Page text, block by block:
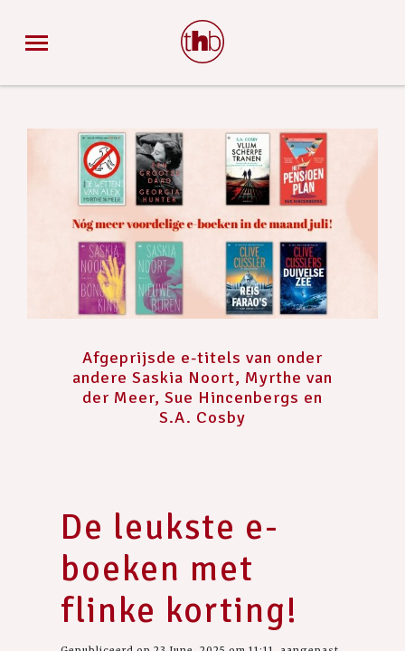
Afgeprijsde e-titels van onder
andere Saskia Noort, Myrthe van
der Meer, Sue Hincenbergs en
S.A. Cosby
De leukste e-
boeken met
flinke korting!